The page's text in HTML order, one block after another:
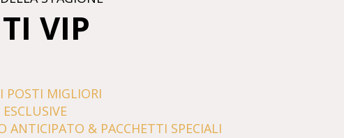
VIP
POSTI MIGLIORI
ANTICIPATO & PACCHETTI SPECIALI